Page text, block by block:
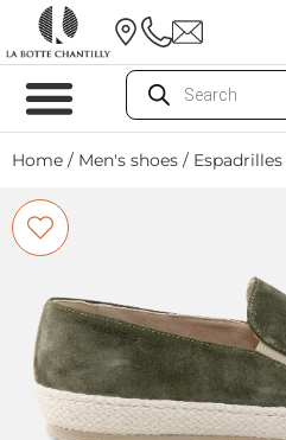
Home / Men's shoes / Espadrilles